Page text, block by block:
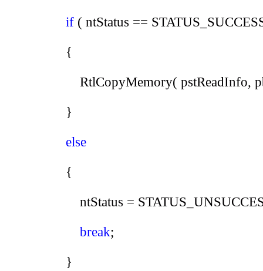
if ( ntStatus ==
{
RtlCopyMemory( pstReadInfo,
}
else
{
ntStatus =
break;
}